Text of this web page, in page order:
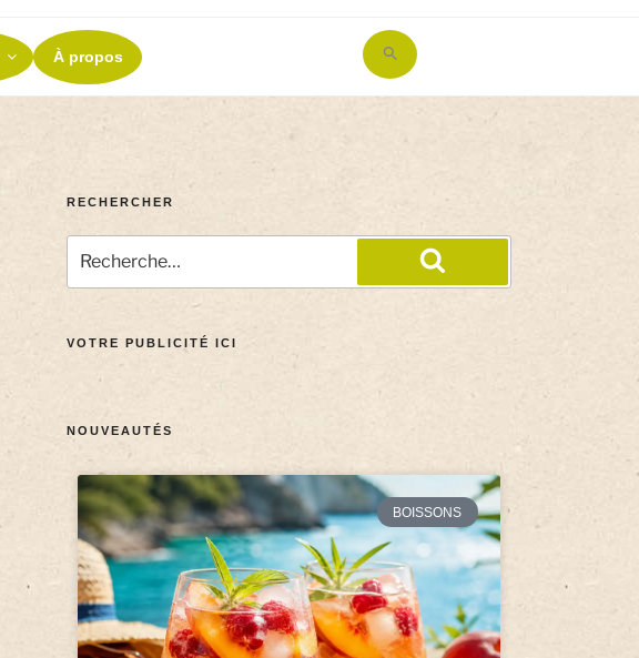
À propos
Search
for:
RECHERCHER
VOTRE PUBLICITÉ ICI
NOUVEAUTÉS
BOISSONS